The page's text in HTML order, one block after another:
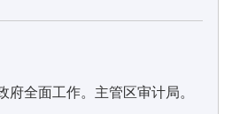
府全面工作。主管区审计局。